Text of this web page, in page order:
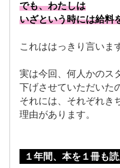
でも、わたしは
いざという時には給料
これははっきり言いま
実は今回、何人かのス
下げさせていただいた
それには、それぞれき
理由があります。
１年間、本を１冊も